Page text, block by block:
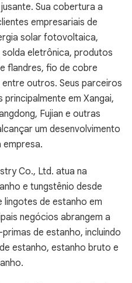
Sua cobertura a
empresariais de
solar fotovoltaica,
eletrônica, produtos
flandres, fio de cobre
outros. Seus parceiros
em Xangai,
Fujian e outras
um desenvolvimento
empresa.
Co., Ltd. atua na
e tungstênio desde
de estanho em
negócios abrangem a
de estanho, incluindo
estanho, estanho bruto e